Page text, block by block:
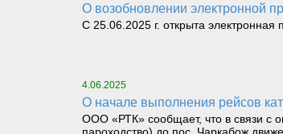
О возобновлении
С 25.06.2025 г. открыта
4.06.2025
О начале выполнения рейсов
ООО «РТК» сообщает, что в связи с